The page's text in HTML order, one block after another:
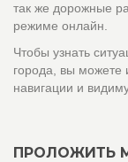
так же дорожные
режиме онлайн.
Чтобы узнать
города, вы
навигации и
ПРОЛОЖИТЬ